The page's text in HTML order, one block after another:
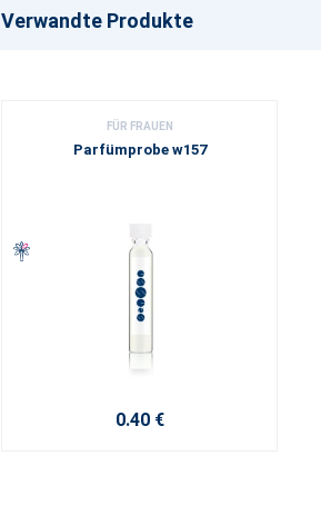
Verwandte Produkte
FÜR FRAUEN
Parfümprobe w157
0.40 €